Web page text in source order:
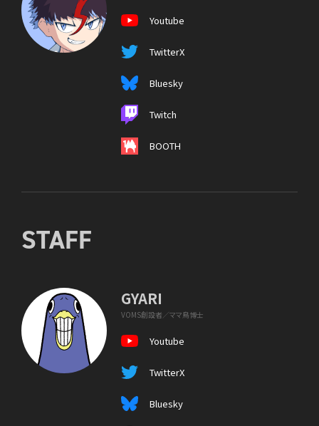
Youtube
TwitterX
Bluesky
Twitch
BOOTH
STAFF
GYARI
VOMS創設者／ママ鳥博士
Youtube
TwitterX
Bluesky